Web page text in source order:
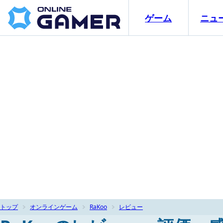
ゲーム ニュ
トップ オンラインゲーム RaKoo レビュー